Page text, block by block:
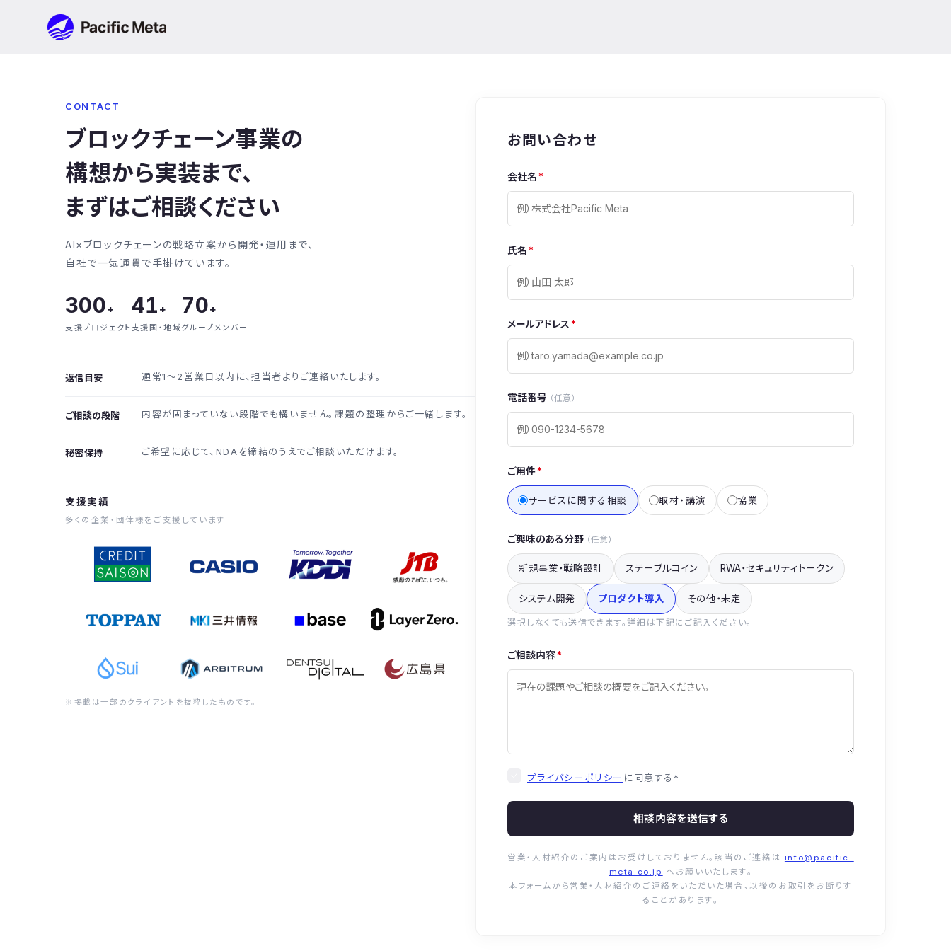
CONTACT
ブロックチェーン事業の
構想から実装まで、
まずはご相談ください
AI×ブロックチェーンの戦略立案から開発・運用まで、
自社で一気通貫で手掛けています。
300+
支援プロジェクト
41 +
支援国・地域
70+
グループメンバー
返信目安 通常1〜2営業日以内に、担当者よりご連絡いたします。
ご相談の段階 内容が固まっていない段階でも構いません。課題の整理からご一緒します。
秘密保持 ご希望に応じて、NDAを締結のうえでご相談いただけます。
支援実績
多くの企業・団体様をご支援しています
※掲載は一部のクライアントを抜粋したものです。
お問い合わせ
会社名*
氏名*
メールアドレス *
電話番号 （任意）
ご用件*
サービスに関する相談 取材・講演 協業
ご興味のある分野 （任意）
新規事業・戦略設計 ステーブルコイン RWA・セキュリティトークン
システム開発 プロダクト導入 その他・未定
選択しなくても送信できます。詳細は下記にご記入ください。
ご相談内容*
プライバシーポリシー に同意する *
相談内容を送信する
営業・人材紹介のご案内はお受けしておりません。該当のご連絡は info@pacific-
meta.co.jp へお願いいたします。
本フォームから営業・人材紹介のご連絡をいただいた場合、以後のお取引をお断りす
ることがあります。